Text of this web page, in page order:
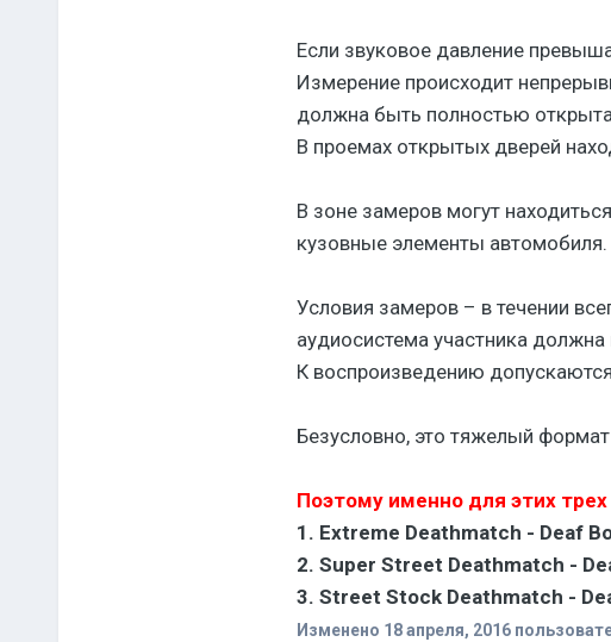
Если звуковое давление
Измерение происходит
должна быть полностью
В проемах открытых дверей
В зоне замеров могут
кузовные элементы автомобиля.
Условия замеров – в течении
аудиосистема участника
К воспроизведению
Безусловно, это тяжелый
Поэтому именно для этих
1. Extreme Deathmatch - Deaf
2. Super Street Deathmatch -
3. Street Stock Deathmatch -
Изменено 18 апреля, 2016